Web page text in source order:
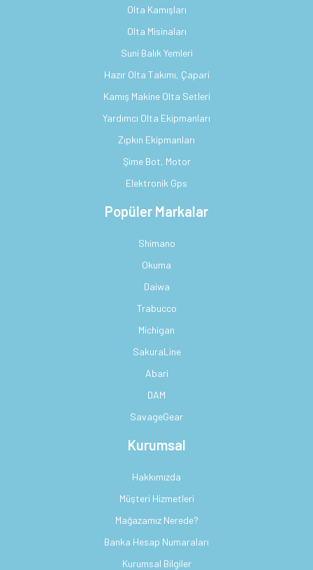
Olta Kamışları
Olta Misinaları
Suni Balık Yemleri
Hazır Olta Takımı, Çapari
Kamış Makine Olta Setleri
Yardımcı Olta Ekipmanları
Zıpkın Ekipmanları
Şime Bot, Motor
Elektronik Gps
Popüler Markalar
Shimano
Okuma
Daiwa
Trabucco
Michigan
SakuraLine
Abari
DAM
SavageGear
Kurumsal
Hakkımızda
Müşteri Hizmetleri
Mağazamız Nerede?
Banka Hesap Numaraları
Kurumsal Bilgiler